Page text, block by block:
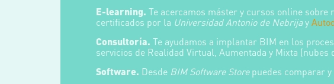
E-learning. Te acercamos máster y cursos online sobre
certificados por la Universidad Antonio de Nebrijay
Consultoría. Te ayudamos a implantar BIM en los
servicios de Realidad Virtual, Aumentada y Mixta
Software. Desde BIM Software Storepuedes comparar